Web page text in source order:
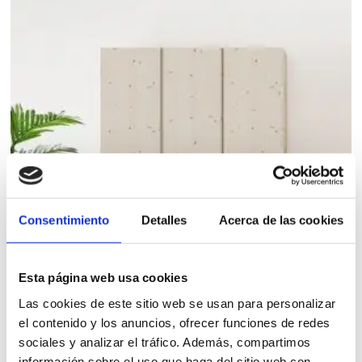
Consentimiento Detalles Acerca de las cookies
Esta página web usa cookies
Las cookies de este sitio web se usan para personalizar
el contenido y los anuncios, ofrecer funciones de redes
sociales y analizar el tráfico. Además, compartimos